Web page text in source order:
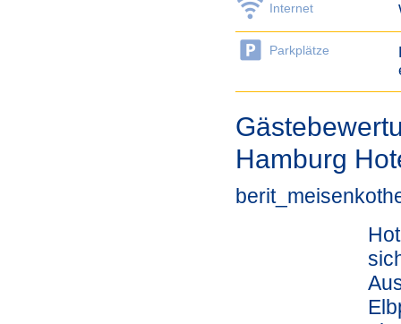
Internet
Parkplätze
Hamburg